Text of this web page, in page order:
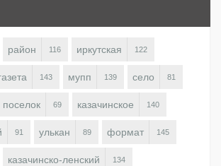
район 116 иркутская 122
143 мупп 139 село 81
поселок 69 казачинское 140
91 улькан 89 формат 145
казачинско-ленский 134